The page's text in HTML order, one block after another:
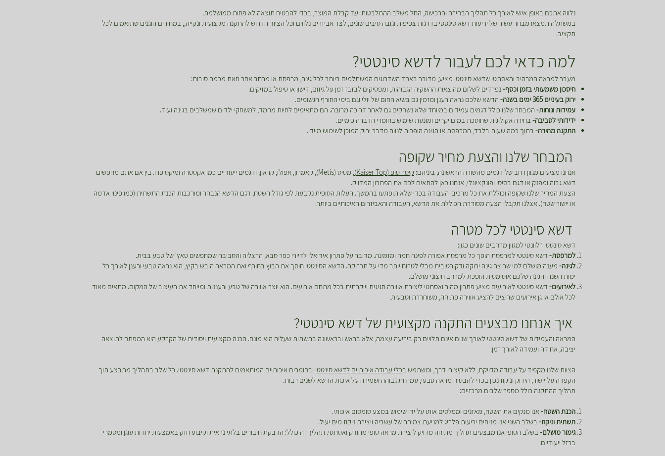
נלווה אתכם באופן אישי לאורך כל תהליך הבחירה והרכישה, החל משלב ההתלבטות ועד קבלת המוצר, בכדי להבטיח תוצאה לא פחות ממושלמת.
במשתלה תמצאו מבחר עשיר של יריעות דשא סינטטי בדרגות צפיפות וגובה סיבים שונים, לצד אביזרים נלווים וכל הציוד הדרוש להתקנה מקצועית ונקייה,, במחירים הוגנים שתואמים לכל
תקציב.
למה כדאי לכם לעבור לדשא סינטטי?
מעבר למראה המרהיב והאסתטי שדשא סינטטי מציע, מדובר באחד השדרוגים המשתלמים ביותר לכל גינה, מרפסת או מרחב אחר וזאת מכמה סיבות:
חיסכון משמעותי בזמן וכסף-נפרדים לשלום מהוצאות ההשקיה הגבוהות, ומפסיקים לבזבז זמן על גיזום, דישון או טיפול במזיקים.
ירוק בעיניים 365 ימים בשנה-
הדשא שלכם נראה רענן ומזמין גם בשיא החום של יולי וגם בימי החורף הגשומים.
עמידות ונוחות- המבחר שלנו כולל דגמים עמידים במיוחד שלא נשחקים גם לאחר דריכה מרובה. הם מתאימים לחיות מחמד, למשחקי ילדים שמשלבים בגינה ועוד.
ידידותי לסביבה- בחירה אקולוגית שחוסכת במים יקרים ומונעת שימוש בחומרי הדברה כימיים.
התקנה מהירה- בתוך כמה שעות בלבד, המרפסת או הגינה הופכות לנווה מדבר ירוק המוכן לשימוש מיידי.
המבחר שלנו והצעת מחיר שקופה
אנחנו מציעים מגוון רחב של דגמים מהשורה הראשונה, ביניהם: קיסר טופ (Kaiser Top)
, מטיס (Metis), קאמרון, אפולו, קראון, ודגמים ייעודיים כמו אקסטרה ומיקס פרו. בין אם אתם מחפשים
דשא גבוה ומפנק או דגם בסיסי ופונקציונלי, אנחנו כאן להתאים לכם את הפתרון המדויק.
הצעת המחיר שלנו שקופה וכוללת את כל מרכיבי העבודה בכדי שלא תופתעו בהמשך. העלות הסופית נקבעת לפי גודל השטח, דגם הדשא הנבחר ומורכבות הכנת התשתית (כמו פינוי אדמה
או יישור שטח). אצלנו תקבלו הצעה מסודרת הכוללת את הדשא, העבודה והאביזרים האיכותיים ביותר.
דשא סינטטי לכל מטרה
דשא סינטטי רלוונטי למגוון מרחבים שונים כגון:
למרפסת- דשא סינטטי למרפסת הופך כל מרפסת אפורה לפינה חמה ומזמינה. מדובר על פתרון אידיאלי לדיירי כפר סבא, הרצליה והסביבה שמחפשים טאץ' של טבע בבית.
לגינה- מענה מושלם למי שרוצה גינה ירוקה ודקורטיבית מבלי לטרוח יותר מדי על תחזוקה. הדשא הסינטטי חוסך את הבוץ בחורף ואת המראה היבש בקיץ, הוא נראה טבעי ורענן לאורך כל
ימות השנה והגינה שלכם אוטומטית הופכת למרחב חיצוני מושלם.
לאירועים- דשא סינטטי לאירועים מציע פתרון מהיר ואסתטי ליצירת אווירה חגיגית ויוקרתית בכל מתחם אירועים. הוא יוצר אווירה של טבע ורעננות ומייחד את העיצוב של המקום. מתאים מאוד
לכל אולם או גן אירועים שרוצים להציע אווירה פתוחה, משוחררת וטבעית.
איך אנחנו מבצעים התקנה מקצועית של דשא סינטטי?
המראה והעמידות של דשא סינטטי לאורך שנים אינם תלויים רק ביריעה עצמה, אלא בראש ובראשונה בתשתית שעליה הוא מונח. הכנה מקצועית ויסודית של הקרקע היא המפתח לתוצאה
יציבה, אחידה ועמידה לאורך זמן.
הצוות שלנו מקפיד על עבודה מדויקת, ללא קיצורי דרך, ומשתמש בכלי עבודה איכותיים לדשא סינטטי ובחומרים איכותיים המותאמים להתקנת דשא סינטטי. כל שלב בתהליך מתבצע תוך
הקפדה על יישור, הידוק וניקוז נכון בכדי להבטיח מראה טבעי, עמידות גבוהה ושמירה על איכות הדשא לשנים רבות.
תהליך ההתקנה כולל מספר שלבים מרכזיים:
הכנת השטח- אנו מנקים את השטח, מאזנים ומפלסים אותו על ידי שימוש במצע סומסום איכותי.
תשתית וניקוז- בשלב השני אנו מניחים יריעות פלריג למניעת צמיחה של עשביה ויצירת ניקוז מים יעיל.
גימור מושלם- בשלב הסופי אנו מבצעים תהליך מתיחה מדויק ליצירת מראה סופי מהודק ואסתטי. תהליך זה כולל: הדבקת חיבורים בלתי נראית וקיבוע חזק באמצעות יתדות עוגן ומסמרי
ברזל ייעודיים.